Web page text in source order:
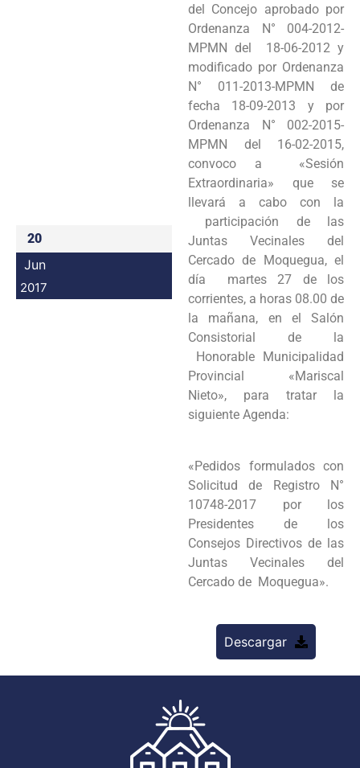
20
Jun
2017
del Concejo aprobado por
Ordenanza N° 004-2012-
MPMN del 18-06-2012 y
modificado por Ordenanza
N° 011-2013-MPMN de
fecha 18-09-2013 y por
Ordenanza N° 002-2015-
MPMN del 16-02-2015,
convoco a «Sesión
Extraordinaria» que se
llevará a cabo con la
participación de las
Juntas Vecinales del
Cercado de Moquegua, el
día martes 27 de los
corrientes, a horas 08.00 de
la mañana, en el Salón
Consistorial de la
Honorable Municipalidad
Provincial «Mariscal
Nieto», para tratar la
siguiente Agenda:
«Pedidos formulados con
Solicitud de Registro N°
10748-2017 por los
Presidentes de los
Consejos Directivos de las
Juntas Vecinales del
Cercado de Moquegua».
Descargar